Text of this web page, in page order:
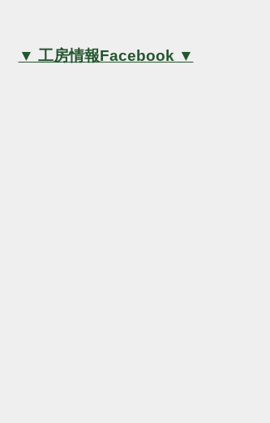
▼ 工房情報Facebook ▼